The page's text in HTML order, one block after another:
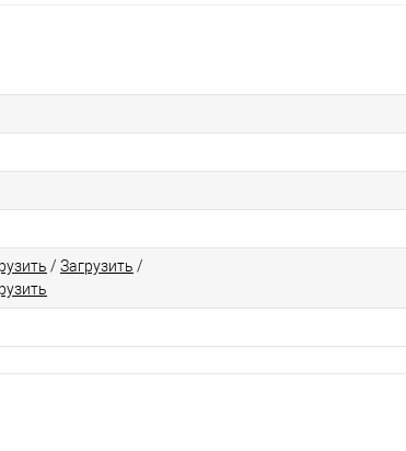
/ Загрузить /